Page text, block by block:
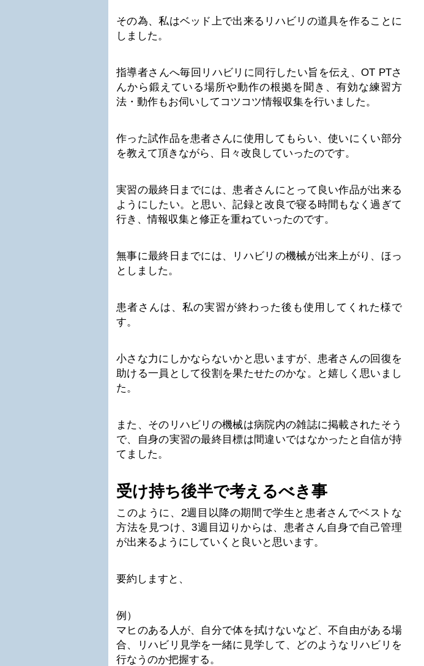
その為、私はベッド上で出来るリハビリの道具を作ることに
しました。
指導者さんへ毎回リハビリに同行したい旨を伝え、OT PTさ
んから鍛えている場所や動作の根拠を聞き、有効な練習方
法・動作もお伺いしてコツコツ情報収集を行いました。
作った試作品を患者さんに使用してもらい、使いにくい部分
を教えて頂きながら、日々改良していったのです。
実習の最終日までには、患者さんにとって良い作品が出来る
ようにしたい。と思い、記録と改良で寝る時間もなく過ぎて
行き、情報収集と修正を重ねていったのです。
無事に最終日までには、リハビリの機械が出来上がり、ほっ
としました。
患者さんは、私の実習が終わった後も使用してくれた様で
す。
小さな力にしかならないかと思いますが、患者さんの回復を
助ける一員として役割を果たせたのかな。と嬉しく思いまし
た。
また、そのリハビリの機械は病院内の雑誌に掲載されたそう
で、自身の実習の最終目標は間違いではなかったと自信が持
てました。
受け持ち後半で考えるべき事
このように、2週目以降の期間で学生と患者さんでベストな
方法を見つけ、3週目辺りからは、患者さん自身で自己管理
が出来るようにしていくと良いと思います。
要約しますと、
例）
マヒのある人が、自分で体を拭けないなど、不自由がある場
合、リハビリ見学を一緒に見学して、どのようなリハビリを
行なうのか把握する。